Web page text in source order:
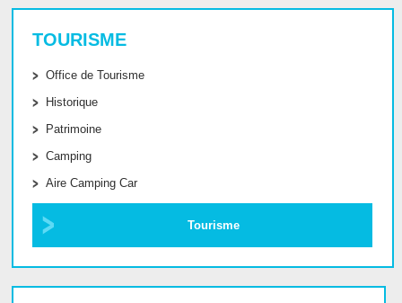
TOURISME
Office de Tourisme
Historique
Patrimoine
Camping
Aire Camping Car
Tourisme